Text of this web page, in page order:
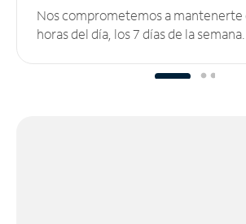
Nos comprometemos a mantenerte
horas del día, los 7 días de la semana.